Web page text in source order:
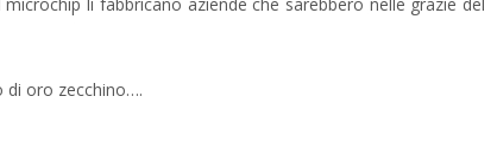
di oro zecchino….